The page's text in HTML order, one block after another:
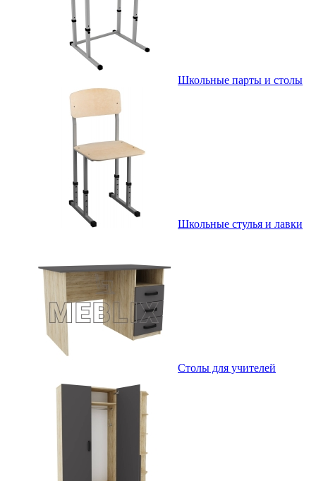
Школьные парты и столы
Школьные стулья и лавки
Столы для учителей